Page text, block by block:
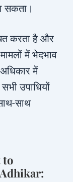
सकता।
करता है और
में भेदभाव
में
उपाधियों
साथ
to